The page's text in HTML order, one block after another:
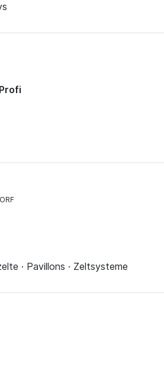
· Pavillons · Zeltsysteme